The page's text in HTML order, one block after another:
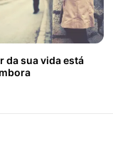
da sua vida está